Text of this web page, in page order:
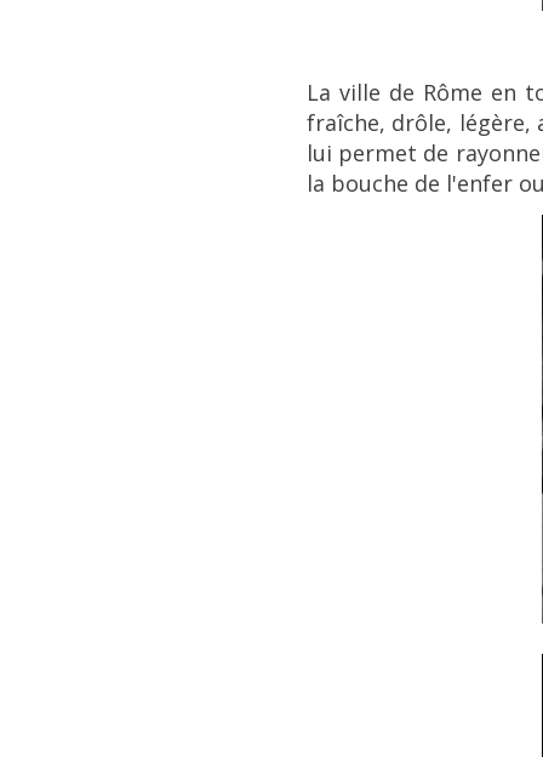
La ville de Rôme en
fraîche, drôle, légère,
lui permet de
la bouche de l'enfer